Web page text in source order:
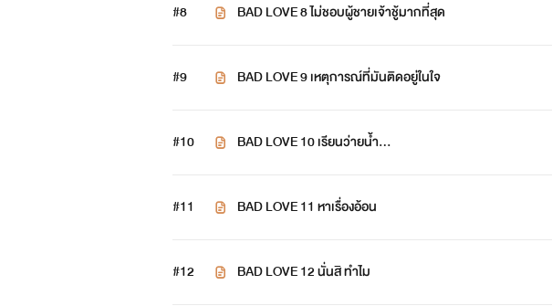
#8 BAD LOVE 8 ไม่ชอบผู้ชายเจ้าชู้มากที่สุด
#9 BAD LOVE 9 เหตุการณ์ที่มันติดอยู่ในใจ
#10 BAD LOVE 10 เรียนว่ายน้ำ…
#11 BAD LOVE 11 หาเรื่องอ้อน
#12 BAD LOVE 12 นั่นสิ ทำไม